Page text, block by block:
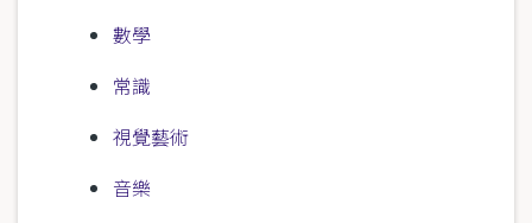
數學
常識
視覺藝術
音樂